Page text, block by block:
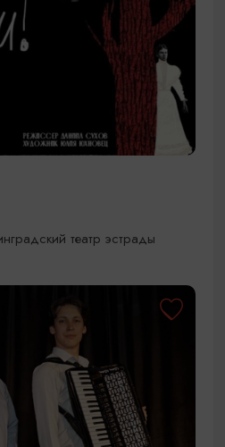
театр эстрады